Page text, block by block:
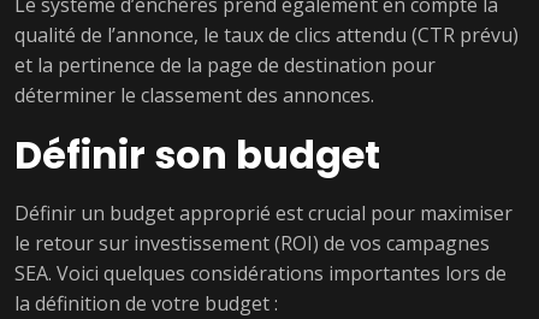
Le système d’enchères prend également en compte la
qualité de l’annonce, le taux de clics attendu (CTR prévu)
et la pertinence de la page de destination pour
déterminer le classement des annonces.
Définir son budget
Définir un budget approprié est crucial pour maximiser
le retour sur investissement (ROI) de vos campagnes
SEA. Voici quelques considérations importantes lors de
la définition de votre budget :